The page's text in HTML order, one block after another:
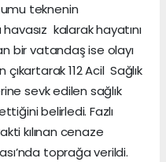
teknenin
kalarak hayatını
bir vatandaş ise olayı
112 Acil Sağlık
sevk edilen sağlık
belirledi. Fazlı
kılınan cenaze
toprağa verildi.